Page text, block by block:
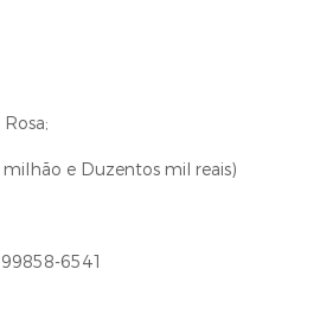
e Duzentos mil reais)
6541